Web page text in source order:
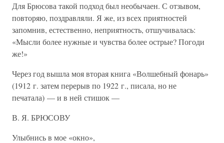
Для Брюсова такой подход был необычаен. С отзывом,
повторяю, поздравляли. Я же, из всех приятностей
запомнив, естественно, неприятность, отшучивалась:
«Мысли более нужные и чувства более острые? Погоди
же!»
Через год вышла моя вторая книга «Волшебный фонарь»
(1912 г. затем перерыв по 1922 г., писала, но не
печатала) — и в ней стишок —
В. Я. БРЮСОВУ
Улыбнись в мое «окно»,